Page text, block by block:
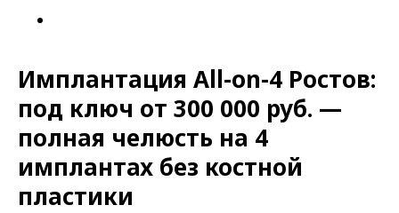
Имплантация All-on-4 Ростов:
под ключ от 300 000 руб. —
полная челюсть на 4
имплантах без костной
пластики